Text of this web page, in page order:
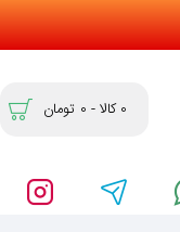
0 کالا - 0 تومان